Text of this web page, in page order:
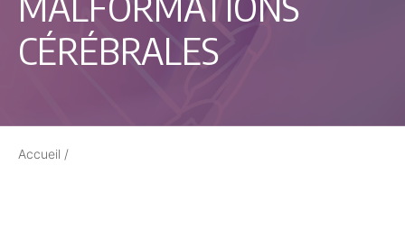
CÉRÉBRALES
Accueil /